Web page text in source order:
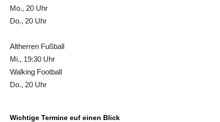
Mo., 20 Uhr
Do., 20 Uhr
Altherren Fußball
Mi., 19:30 Uhr
Walking Football
Do., 20 Uhr
Wichtige Termine euf einen Blick